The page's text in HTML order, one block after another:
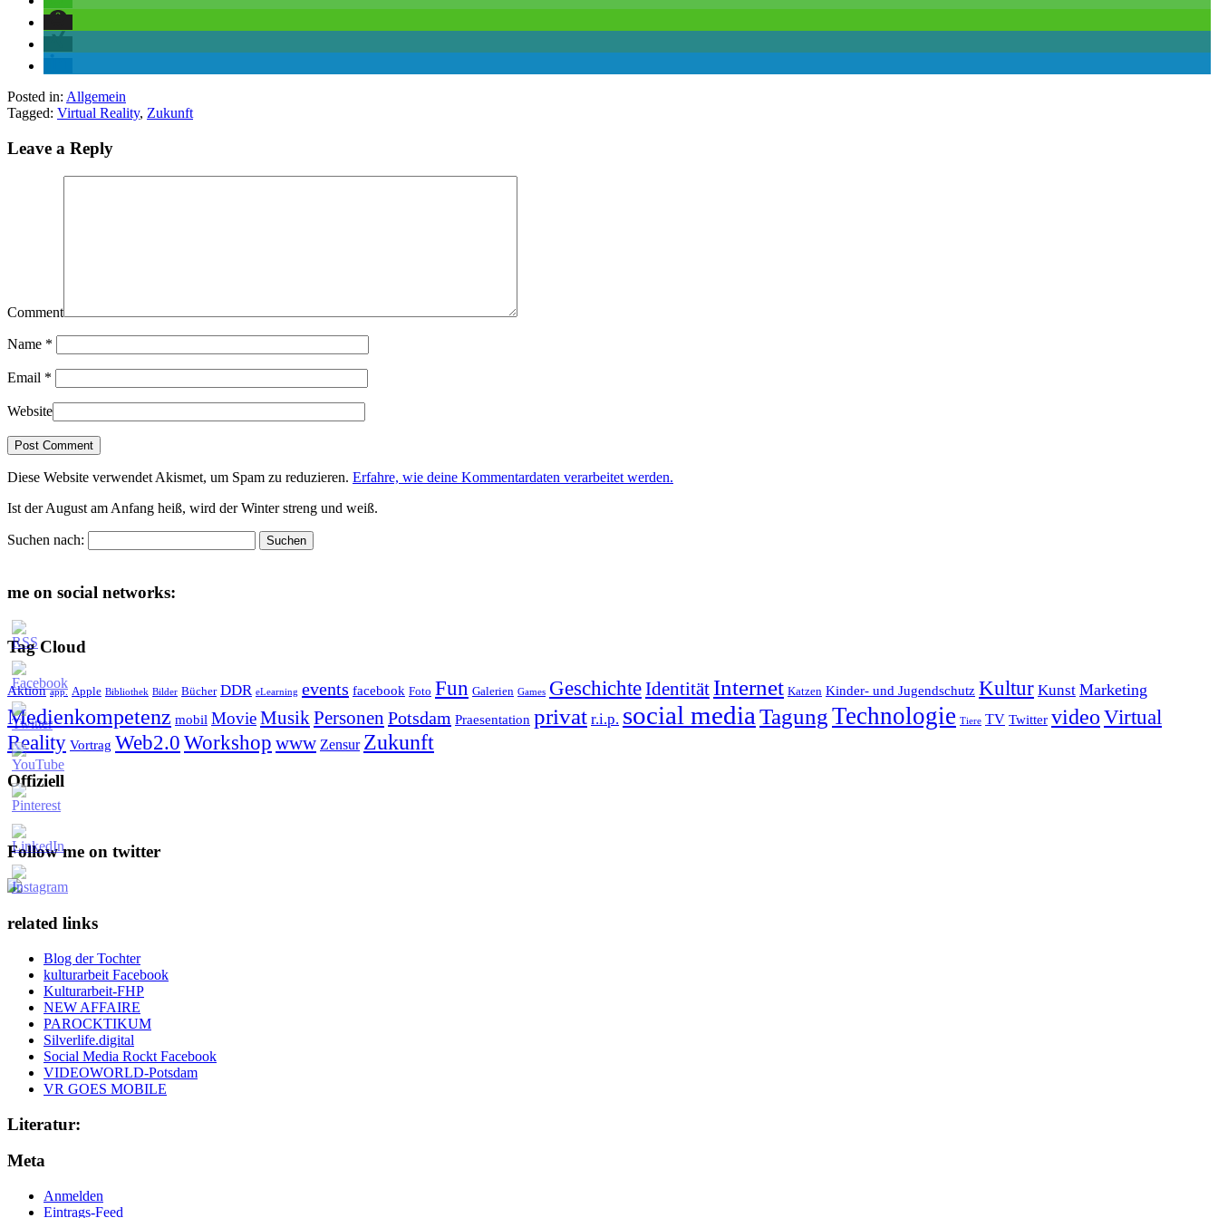
Posted in: Allgemein
Tagged: Virtual Reality, Zukunft
Leave a Reply
Comment
Name *
Email *
Website
Diese Website verwendet Akismet, um Spam zu reduzieren. Erfahre, wie deine Kommentardaten verarbeitet werden.
Ist der August am Anfang heiß, wird der Winter streng und weiß.
Suchen nach:
me on social networks:
Tag Cloud
Aktion app. Apple Bibliothek Bilder Bücher DDR eLearning events facebook Foto Fun Galerien Games GeschichteIdentität Internet Katzen Kinder- und Jugendschutz Kultur Kunst Marketing
Medienkompetenz mobil MovieMusik Personen Potsdam Praesentation privat r.i.p. social media TagungTechnologie Tiere TV Twitter video Virtual
Reality Vortrag Web2.0 Workshop www Zensur Zukunft
Offiziell
Follow me on twitter
related links
Blog der Tochter
kulturarbeit Facebook
Kulturarbeit-FHP
NEW AFFAIRE
PAROCKTIKUM
Silverlife.digital
Social Media Rockt Facebook
VIDEOWORLD-Potsdam
VR GOES MOBILE
Literatur:
Meta
Anmelden
Eintrags-Feed